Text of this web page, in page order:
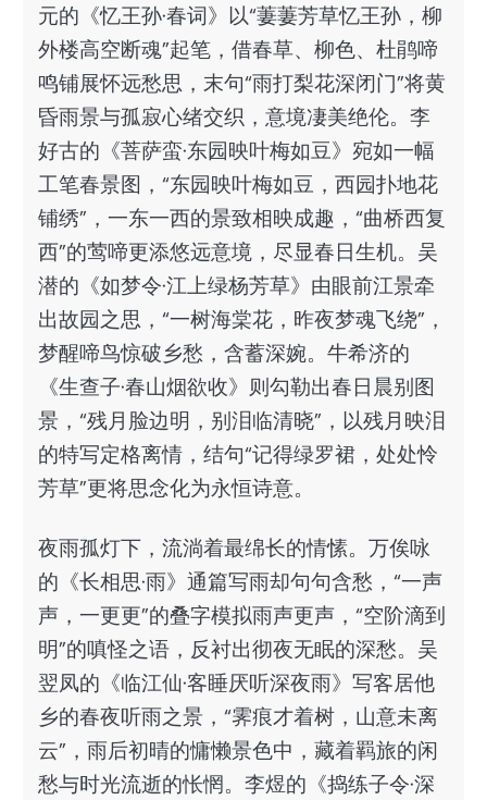
元的《忆王孙·春词》以“萋萋芳草忆王孙，柳
外楼高空断魂”起笔，借春草、柳色、杜鹃啼
鸣铺展怀远愁思，末句“雨打梨花深闭门”将黄
昏雨景与孤寂心绪交织，意境凄美绝伦。李
好古的《菩萨蛮·东园映叶梅如豆》宛如一幅
工笔春景图，“东园映叶梅如豆，西园扑地花
铺绣”，一东一西的景致相映成趣，“曲桥西复
西”的莺啼更添悠远意境，尽显春日生机。吴
潜的《如梦令·江上绿杨芳草》由眼前江景牵
出故园之思，“一树海棠花，昨夜梦魂飞绕”，
梦醒啼鸟惊破乡愁，含蓄深婉。牛希济的
《生查子·春山烟欲收》则勾勒出春日晨别图
景，“残月脸边明，别泪临清晓”，以残月映泪
的特写定格离情，结句“记得绿罗裙，处处怜
芳草”更将思念化为永恒诗意。
夜雨孤灯下，流淌着最绵长的情愫。万俟咏
的《长相思·雨》通篇写雨却句句含愁，“一声
声，一更更”的叠字模拟雨声更声，“空阶滴到
明”的嗔怪之语，反衬出彻夜无眠的深愁。吴
翌凤的《临江仙·客睡厌听深夜雨》写客居他
乡的春夜听雨之景，“霁痕才着树，山意未离
云”，雨后初晴的慵懒景色中，藏着羁旅的闲
愁与时光流逝的怅惘。李煜的《捣练子令·深